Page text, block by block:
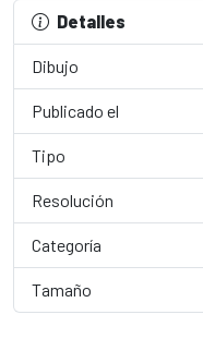
Detalles
Dibujo
Publicado el
Tipo
Resolución
Categoría
Tamaño